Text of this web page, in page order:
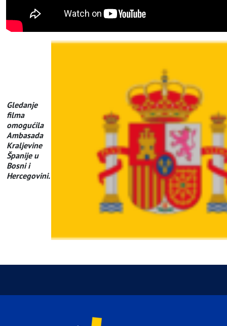
Gledanje
filma
omogućila
Ambasada
Kraljevine
Španije u
Bosni i
Hercegovini.